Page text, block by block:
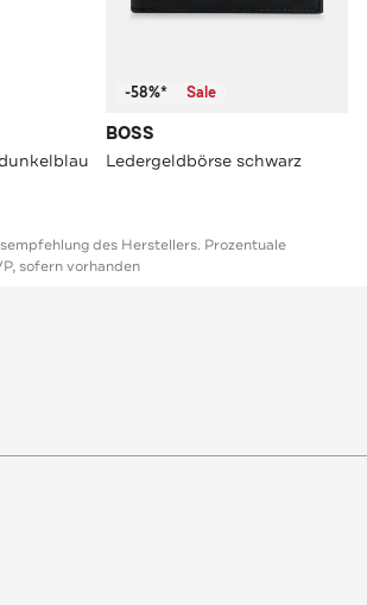
-58%* Sale
BOSS
Ledergeldbörse schwarz
des Herstellers. Prozentuale
sofern vorhanden